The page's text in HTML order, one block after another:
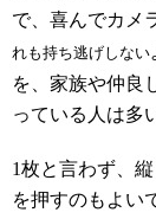
で、喜んでカメ
れも持ち逃げしない
を、家族や仲良
っている人は多
1枚と言わず、
を押すのもよい